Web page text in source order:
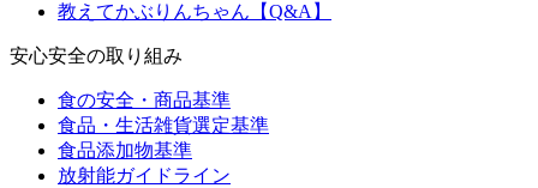
教えてかぶりんちゃん【Q&A】
安心安全の取り組み
食の安全・商品基準
食品・生活雑貨選定基準
食品添加物基準
放射能ガイドライン